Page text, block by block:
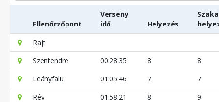
Ellenőrzőpont
Verseny
idő
Helyezés
Rajt
Szentendre
00:28:35 8
8
Leányfalu
01:05:46 7
7
Rév
01:58:21 8
9